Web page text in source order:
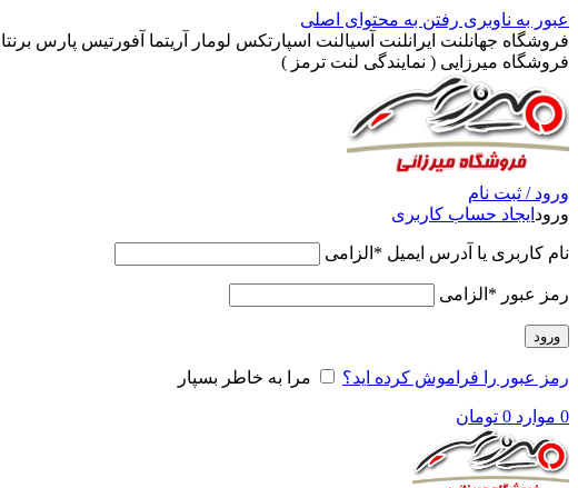
عبور به ناوبری رفتن به محتوای اصلی
فروشگاه جهانلنت ایرانلنت آسیالنت اسپارتکس لومار آریتما آفورتیس پارس
فروشگاه میرزایی ( نمایندگی لنت ترمز )
ورود / ثبت نام
ورود ایجاد حساب کاربری
نام کاربری یا آدرس ایمیل * الزامی
رمز عبور * الزامی
ورود
رمز عبور را فراموش کرده اید؟ مرا به خاطر بسپار
0 موارد 0 تومان